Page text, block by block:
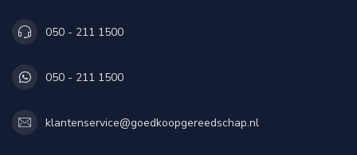
050 - 211 1500
050 - 211 1500
klantenservice@goedkoopgereedschap.nl